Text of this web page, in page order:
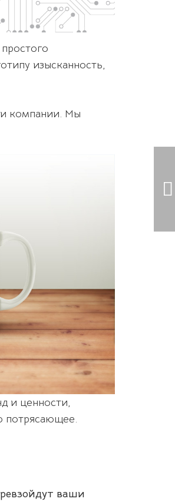
изысканность,
компании. Мы
и ценности,
потрясающее.
ваши